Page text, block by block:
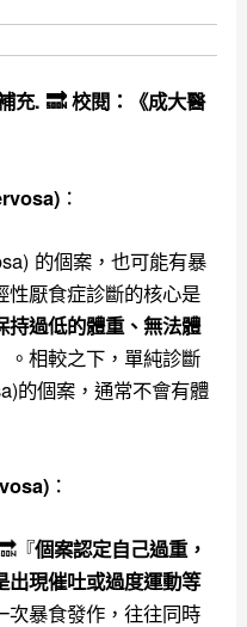
充. 🔜 校閱：《成大醫
：
的個案，也可能有暴
性厭食症診斷的核心是
持過低的體重、無法體
。相較之下，單純診斷
的個案，通常不會有體
：
『個案認定自己過重，
出現催吐或過度運動等
次暴食發作，往往同時